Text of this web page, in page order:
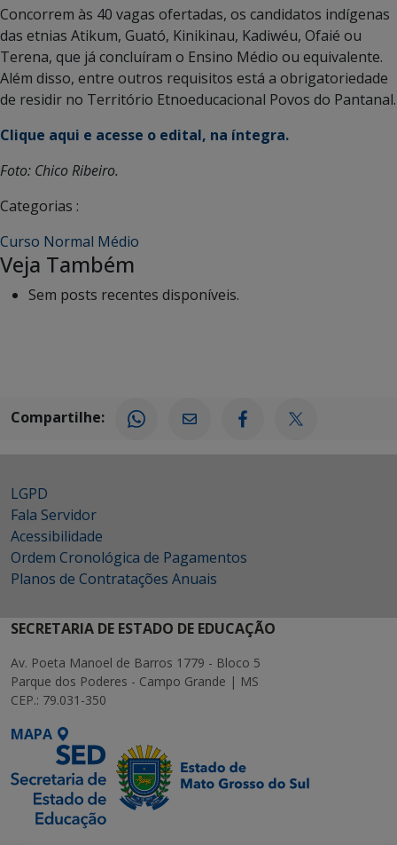
Concorrem às 40 vagas ofertadas, os candidatos indígenas
das etnias Atikum, Guató, Kinikinau, Kadiwéu, Ofaié ou
Terena, que já concluíram o Ensino Médio ou equivalente.
Além disso, entre outros requisitos está a obrigatoriedade
de residir no Território Etnoeducacional Povos do Pantanal.
Clique aqui e acesse o edital, na íntegra.
Foto: Chico Ribeiro.
Categorias :
Curso Normal Médio
Veja Também
Sem posts recentes disponíveis.
Compartilhe:
LGPD
Fala Servidor
Acessibilidade
Ordem Cronológica de Pagamentos
Planos de Contratações Anuais
SECRETARIA DE ESTADO DE EDUCAÇÃO
Av. Poeta Manoel de Barros 1779 - Bloco 5
Parque dos Poderes - Campo Grande | MS
CEP.: 79.031-350
MAPA